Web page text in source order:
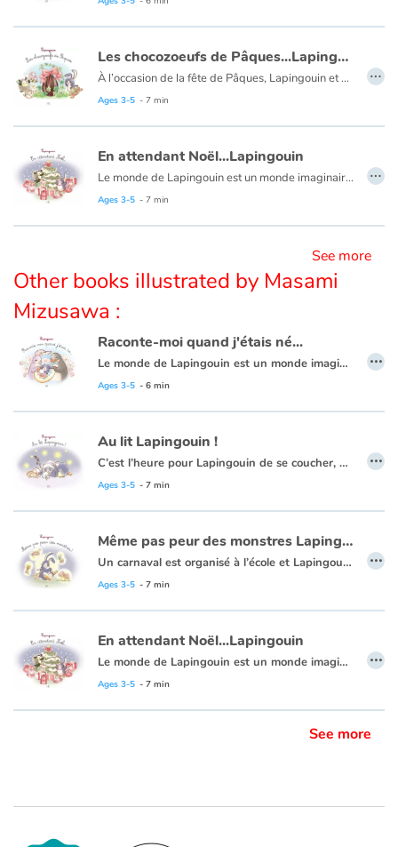
Les chocozoeufs de Pâques...Lapingouin
À l’occasion de la fête de Pâques, Lapingouin et sa classe visitent la coqolaterie du Chocochef. Ils vont enfin découvrir comment sont fabriqués les chocozœufs. Mais le Chocochef va-t-il leur dévoiler tous ses secrets ?
Ages 3-5 - 7 min
…
En attendant Noël...Lapingouin
Le monde de Lapingouin est un monde imaginaire où sa nature hybride, croisement entre un lapin et un pingouin, et celle de ses amis, évoquent la richesse et la transmission de la mixité. À l’approche de Noël, Lapingouin cherche à résoudre l’énigme du Père Noël : Comment parvient-il à distribuer les cadeaux en secret ? Pour percer ce mystère, Lapingouin a un plan…
Ages 3-5 - 7 min
…
See more
Other books illustrated by Masami
Mizusawa :
Raconte-moi quand j'étais né...
Le monde de Lapingouin est un monde imaginaire où sa nature hybride, croisement entre un lapin et un pingouin, et celle de ses amis, évoquent la richesse et la transmission de la mixité. Lapingouin retrouve son album de naissance et pose un tas de questions à ses parents.
Ages 3-5 - 6 min
…
Au lit Lapingouin !
C’est l’heure pour Lapingouin de se coucher, mais il a tendance à trainer les nageoires pour y aller. Alors il fait tout pour gagner du temps, cherchant milles excuses, malgré les rappels de sa maman. À force de l’attendre, celle-ci s’endort dans son lit sans qu’il s’en rende compte. Occupé à chercher « Moudoux », son papa lui demande ce qu’il est en train de faire. Tout coi, il réfléchit et n’arrive pas à se souvenir ce que lui avait demandé de faire sa maman. Un traité illustratif d’une grande finesse tout en douceur.
Ages 3-5 - 7 min
…
Même pas peur des monstres Lapingouin
Un carnaval est organisé à l’école et Lapingouin décide de se déguiser en monstre. Mais il n’arrive pas à en choisir un. Il y a tellement de monstres différents. Préoccupé, Lapingouin en rêve toute la nuit. Mais le monstre de son cauchemar ne fait même pas peur. il est très gentil et tout triste d’être seul, sans amis parce qu’il est un monstre. Au réveil, Lapingouin change d’avis : Malapin lui fabriquera un autre costume qui surprendra tous ses copingouins. Et oui, c’est trop dur d’être un monstre.
Ages 3-5 - 7 min
…
En attendant Noël...Lapingouin
Le monde de Lapingouin est un monde imaginaire où sa nature hybride, croisement entre un lapin et un pingouin, et celle de ses amis, évoquent la richesse et la transmission de la mixité. À l’approche de Noël, Lapingouin cherche à résoudre l’énigme du Père Noël : Comment parvient-il à distribuer les cadeaux en secret ? Pour percer ce mystère, Lapingouin a un plan…
Ages 3-5 - 7 min
…
See more